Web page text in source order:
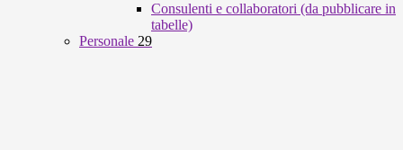
Consulenti e collaboratori (da pubblicare in
tabelle)
Personale 29